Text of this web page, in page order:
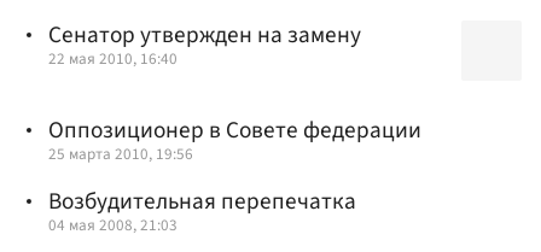
Сенатор утвержден на замену
22 мая 2010, 16:40
Оппозиционер в Совете федерации
25 марта 2010, 19:56
Возбудительная перепечатка
04 мая 2008, 21:03